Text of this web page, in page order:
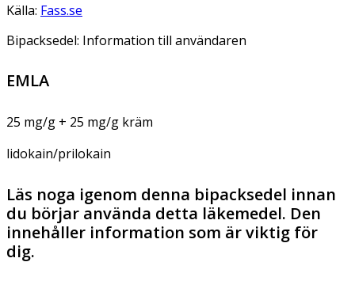
Källa: Fass.se
Bipacksedel: Information till användaren
EMLA
25 mg/g + 25 mg/g kräm
lidokain/prilokain
Läs noga igenom denna bipacksedel innan
du börjar använda detta läkemedel. Den
innehåller information som är viktig för
dig.